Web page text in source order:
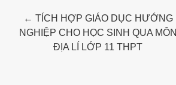
← Return to Article Details
TÍCH HỢP GIÁO DỤC HƯỚNG
NGHIỆP CHO HỌC SINH QUA MÔN
ĐỊA LÍ LỚP 11 THPT